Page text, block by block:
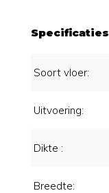
Specificaties
Soort vloer:
Uitvoering:
Dikte :
Breedte: